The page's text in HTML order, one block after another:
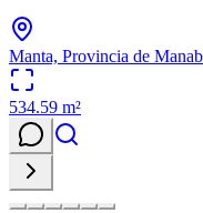
Manta, Provincia de
534.59 m²